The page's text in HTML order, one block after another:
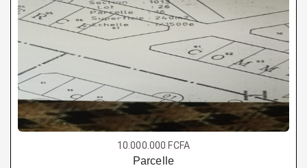
10.000.000 FCFA
Parcelle